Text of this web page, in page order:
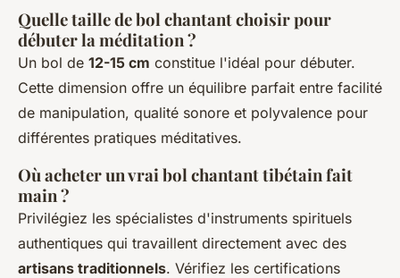
Quelle taille de bol chantant choisir pour
débuter la méditation ?
Un bol de 12-15 cm constitue l'idéal pour débuter.
Cette dimension offre un équilibre parfait entre facilité
de manipulation, qualité sonore et polyvalence pour
différentes pratiques méditatives.
Où acheter un vrai bol chantant tibétain fait
main ?
Privilégiez les spécialistes d'instruments spirituels
authentiques qui travaillent directement avec des
artisans traditionnels. Vérifiez les certifications